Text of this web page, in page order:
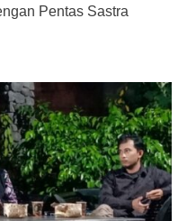
Pentas Sastra